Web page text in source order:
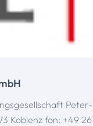
Koblenz fon: +49